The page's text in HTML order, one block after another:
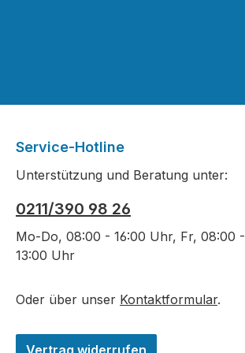
Lernportal, sondern auch das
wann und wo Sie gerade Zeit
Service-Hotline
Unterstützung und Beratung unter:
0211/390 98 26
Mo-Do, 08:00 - 16:00 Uhr, Fr, 08:00 -
13:00 Uhr
Oder über unser Kontaktformular.